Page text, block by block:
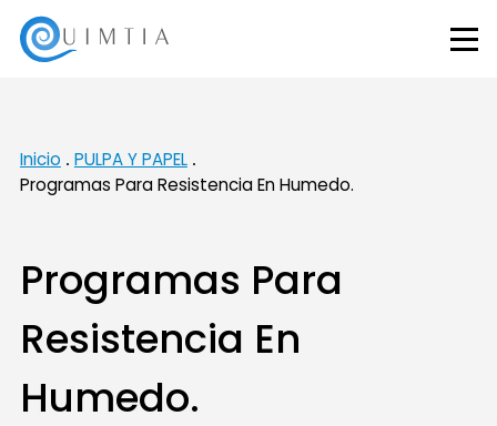
Inicio
PULPA Y PAPEL
Programas Para Resistencia En Humedo.
Programas Para
Resistencia En
Humedo.